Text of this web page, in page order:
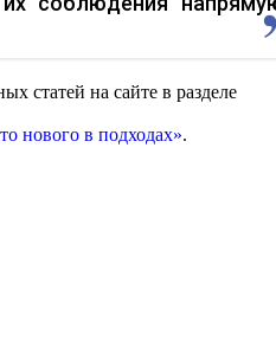
статей на сайте в разделе
нового в подходах».